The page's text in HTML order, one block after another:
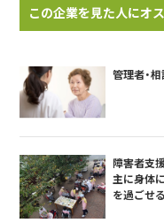
この企業を見た人にオ
管理者・
障害者支
主に身体
を過ごせ